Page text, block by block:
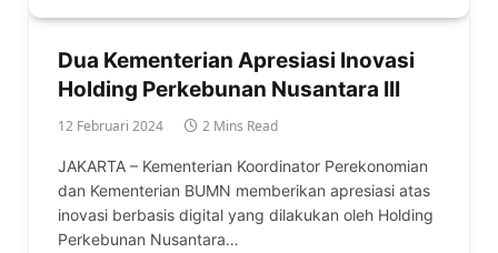
Dua Kementerian Apresiasi Inovasi
Holding Perkebunan Nusantara III
12 Februari 2024 2 Mins Read
JAKARTA – Kementerian Koordinator Perekonomian
dan Kementerian BUMN memberikan apresiasi atas
inovasi berbasis digital yang dilakukan oleh Holding
Perkebunan Nusantara…